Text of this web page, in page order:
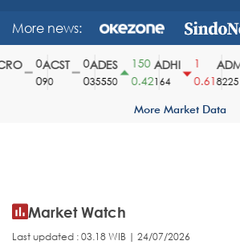
More news:
ACST
90
ADES
35550
150
0.42
ADHI
164
0.61
ADMF
8225
More Market Data
Market Watch
Last updated : 03.18 WIB | 24/07/2026